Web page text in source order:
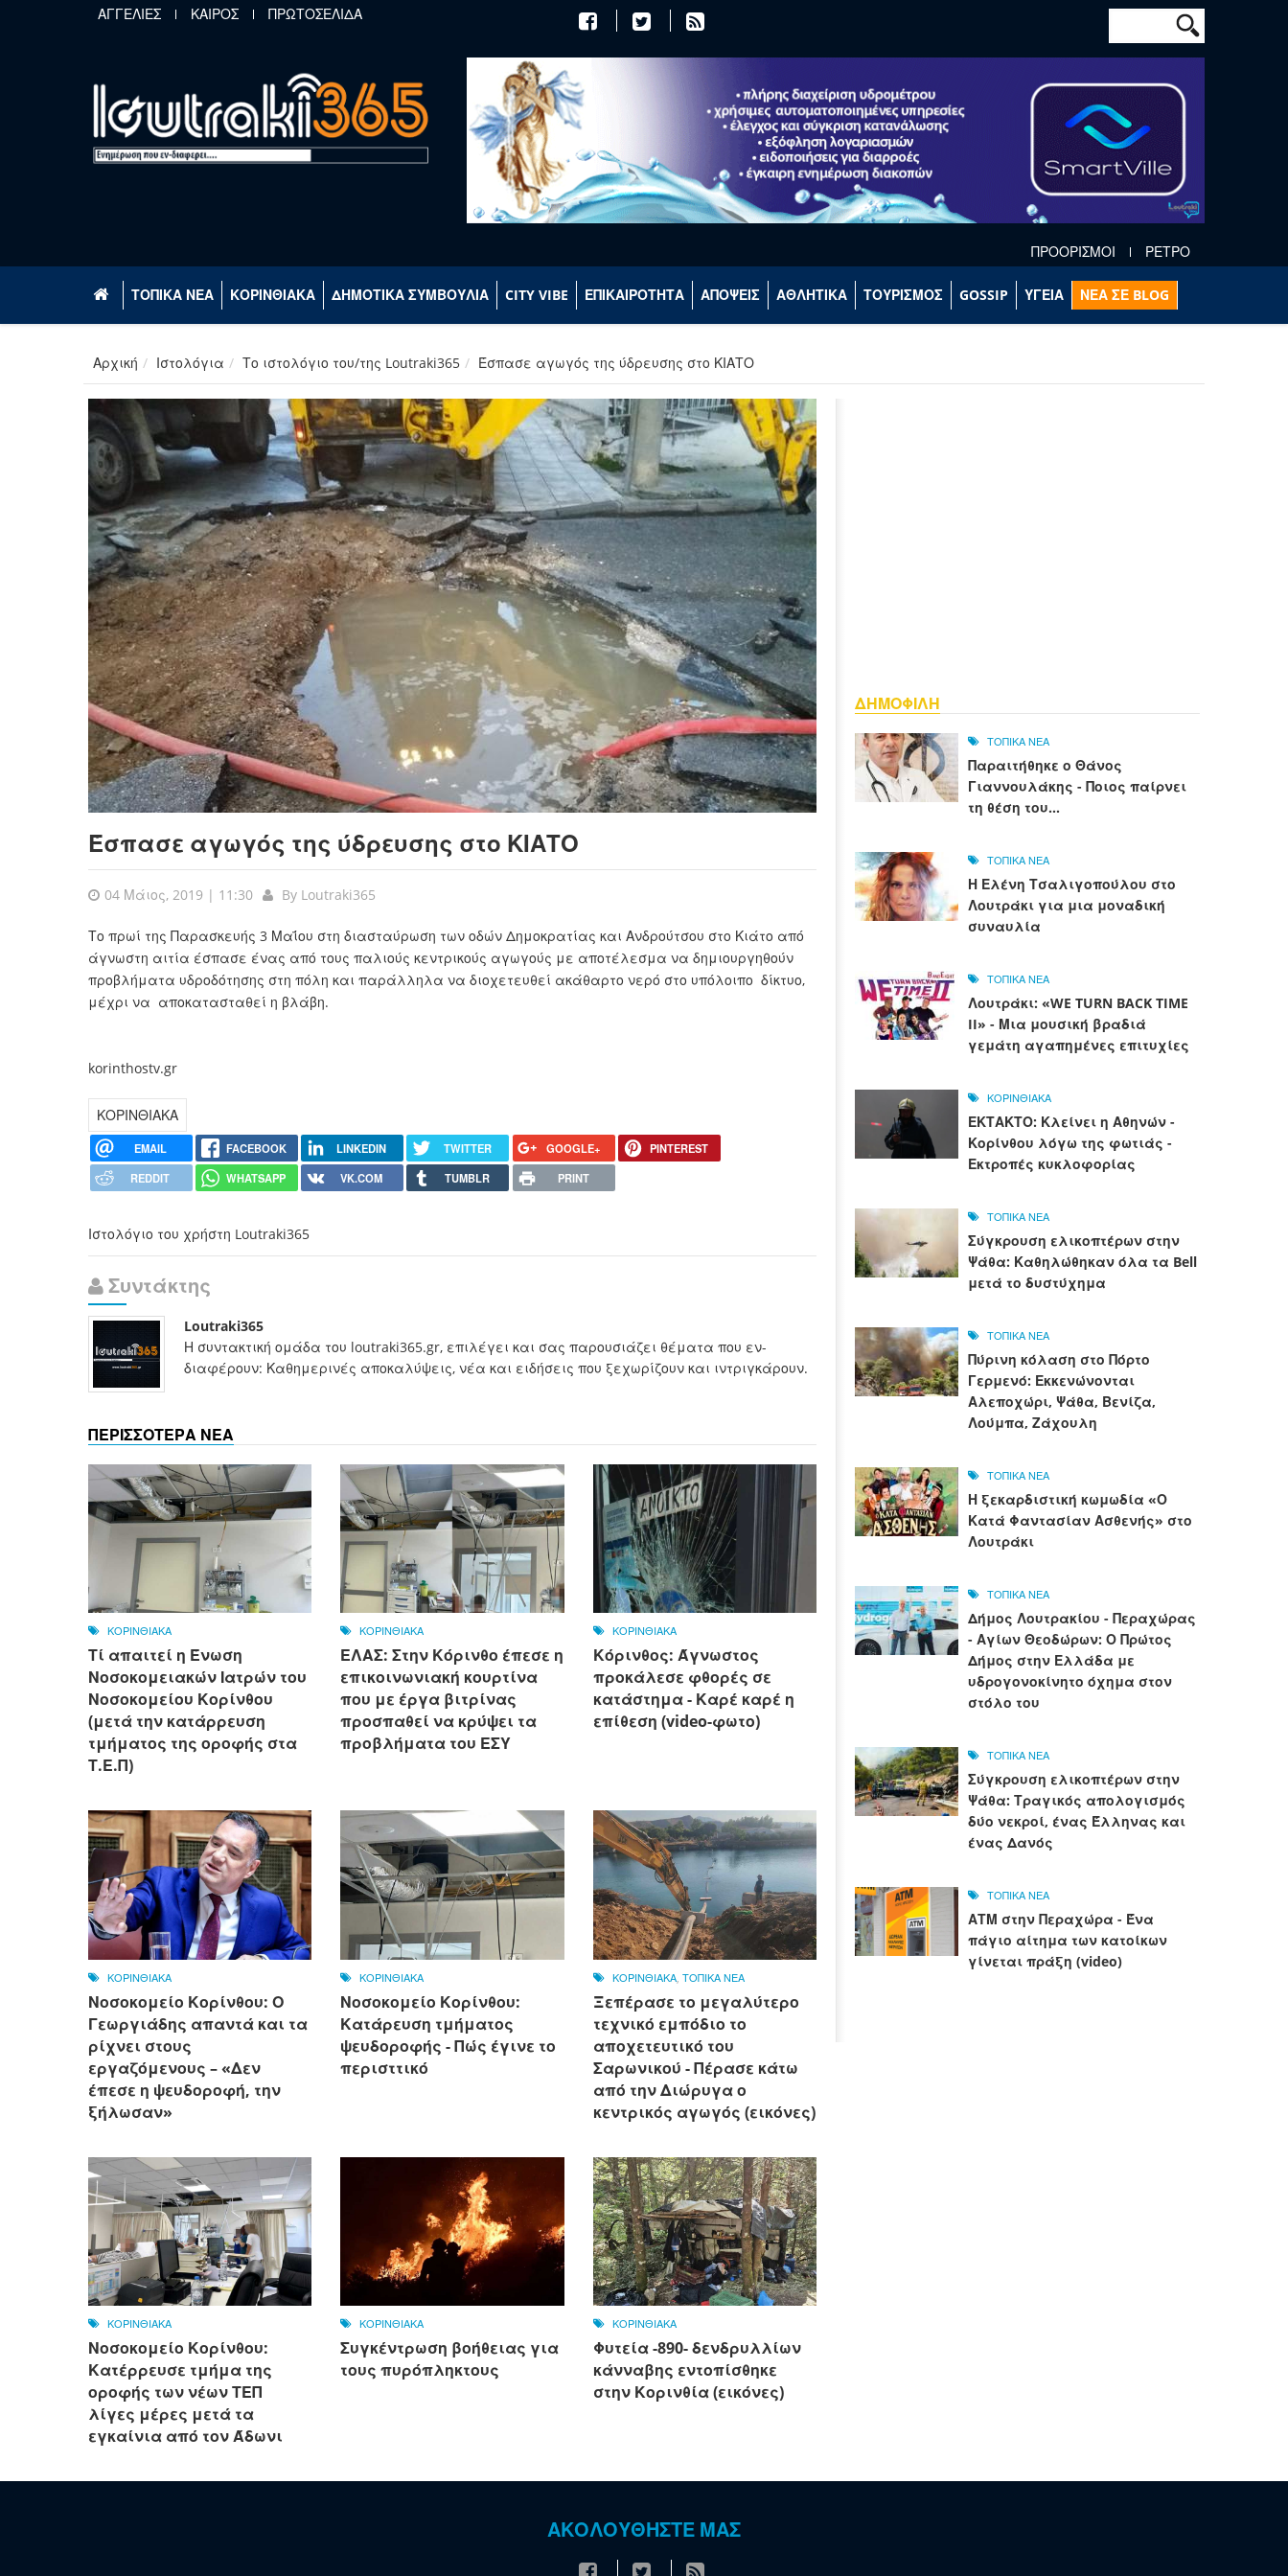
Παράκαμψη προς το κυρίως περιεχόμενο
ΑΓΓΕΛΙΕΣ ΚΑΙΡΟΣ ΠΡΩΤΟΣΕΛΙΔΑ Φόρμα
Αναζήτηση
ΠΡΟΟΡΙΣΜΟΙ ΡΕΤΡΟ
ΤΟΠΙΚΑ ΝΕΑ ΚΟΡΙΝΘΙΑΚΑ ΔΗΜΟΤΙΚΑ ΣΥΜΒΟΥΛΙΑ CITY VIBE ΕΠΙΚΑΙΡΟΤΗΤΑ ΑΠΟΨΕΙΣ ΑΘΛΗΤΙΚΑ ΤΟΥΡΙΣΜΟΣ GOSSIP ΥΓΕΙΑ ΝΕΑ ΣΕ BLOG
Αρχική Ιστολόγια Το ιστολόγιο του/της Loutraki365 Έσπασε αγωγός της ύδρευσης στο ΚΙΑΤΟ
Έσπασε αγωγός της ύδρευσης στο ΚΙΑΤΟ
04 Μάιος, 2019 | 11:30 By Loutraki365
Το πρωί της Παρασκευής 3 Μαΐου στη διασταύρωση των οδών Δημοκρατίας και Ανδρούτσου στο Κιάτο από
άγνωστη αιτία έσπασε ένας από τους παλιούς κεντρικούς αγωγούς με αποτέλεσμα να δημιουργηθούν
προβλήματα υδροδότησης στη πόλη και παράλληλα να διοχετευθεί ακάθαρτο νερό στο υπόλοιπο δίκτυο,
μέχρι να αποκατασταθεί η βλάβη.
korinthostv.gr
ΚΟΡΙΝΘΙΑΚΑ
EMAIL FACEBOOK LINKEDIN TWITTER GOOGLE+
PINTEREST
REDDIT
WHATSAPP VK.COM TUMBLR PRINT
Ιστολόγιο του χρήστη Loutraki365
Συντάκτης
Loutraki365
Η συντακτική ομάδα του loutraki365.gr, επιλέγει και σας παρουσιάζει θέματα που εν-
διαφέρουν: Καθημερινές αποκαλύψεις, νέα και ειδήσεις που ξεχωρίζουν και ιντριγκάρουν.
ΠΕΡΙΣΣΟΤΕΡΑ ΝΕΑ
ΚΟΡΙΝΘΙΑΚΑ
Τί απαιτεί η Ένωση
Νοσοκομειακών Ιατρών του
Νοσοκομείου Κορίνθου
(μετά την κατάρρευση
τμήματος της οροφής στα
Τ.Ε.Π)
ΚΟΡΙΝΘΙΑΚΑ
ΕΛΑΣ: Στην Κόρινθο έπεσε η
επικοινωνιακή κουρτίνα
που με έργα βιτρίνας
προσπαθεί να κρύψει τα
προβλήματα του ΕΣΥ
ΚΟΡΙΝΘΙΑΚΑ
Κόρινθος: Άγνωστος
προκάλεσε φθορές σε
κατάστημα - Καρέ καρέ η
επίθεση (video-φωτο)
ΚΟΡΙΝΘΙΑΚΑ
Νοσοκομείο Κορίνθου: Ο
Γεωργιάδης απαντά και τα
ρίχνει στους
εργαζόμενους – «Δεν
έπεσε η ψευδοροφή, την
ξήλωσαν»
ΚΟΡΙΝΘΙΑΚΑ
Νοσοκομείο Κορίνθου:
Κατάρευση τμήματος
ψευδοροφής - Πώς έγινε το
περισττικό
ΚΟΡΙΝΘΙΑΚΑ, ΤΟΠΙΚΑ ΝΕΑ
Ξεπέρασε το μεγαλύτερο
τεχνικό εμπόδιο το
αποχετευτικό του
Σαρωνικού - Πέρασε κάτω
από την Διώρυγα ο
κεντρικός αγωγός (εικόνες)
ΚΟΡΙΝΘΙΑΚΑ
Νοσοκομείο Κορίνθου:
Κατέρρευσε τμήμα της
οροφής των νέων ΤΕΠ
λίγες μέρες μετά τα
εγκαίνια από τον Άδωνι
ΚΟΡΙΝΘΙΑΚΑ
Συγκέντρωση βοήθειας για
τους πυρόπληκτους
ΚΟΡΙΝΘΙΑΚΑ
Φυτεία -890- δενδρυλλίων
κάνναβης εντοπίσθηκε
στην Κορινθία (εικόνες)
ΔΗΜΟΦΙΛΗ
ΤΟΠΙΚΑ ΝΕΑ
Παραιτήθηκε ο Θάνος
Γιαννουλάκης - Ποιος παίρνει
τη θέση του...
ΤΟΠΙΚΑ ΝΕΑ
Η Ελένη Τσαλιγοπούλου στο
Λουτράκι για μια μοναδική
συναυλία
ΤΟΠΙΚΑ ΝΕΑ
Λουτράκι: «WE TURN BACK TIME
II» - Μια μουσική βραδιά
γεμάτη αγαπημένες επιτυχίες
ΚΟΡΙΝΘΙΑΚΑ
ΕΚΤΑΚΤΟ: Κλείνει η Αθηνών -
Κορίνθου λόγω της φωτιάς -
Εκτροπές κυκλοφορίας
ΤΟΠΙΚΑ ΝΕΑ
Σύγκρουση ελικοπτέρων στην
Ψάθα: Καθηλώθηκαν όλα τα Bell
μετά το δυστύχημα
ΤΟΠΙΚΑ ΝΕΑ
Πύρινη κόλαση στο Πόρτο
Γερμενό: Εκκενώνονται
Αλεποχώρι, Ψάθα, Βενίζα,
Λούμπα, Ζάχουλη
ΤΟΠΙΚΑ ΝΕΑ
Η ξεκαρδιστική κωμωδία «Ο
Κατά Φαντασίαν Ασθενής» στο
Λουτράκι
ΤΟΠΙΚΑ ΝΕΑ
Δήμος Λουτρακίου - Περαχώρας
- Αγίων Θεοδώρων: Ο Πρώτος
Δήμος στην Ελλάδα με
υδρογονοκίνητο όχημα στον
στόλο του
ΤΟΠΙΚΑ ΝΕΑ
Σύγκρουση ελικοπτέρων στην
Ψάθα: Τραγικός απολογισμός
δύο νεκροί, ένας Έλληνας και
ένας Δανός
ΤΟΠΙΚΑ ΝΕΑ
ΑΤΜ στην Περαχώρα - Ένα
πάγιο αίτημα των κατοίκων
γίνεται πράξη (video)
ΑΚΟΛΟΥΘΗΣΤΕ ΜΑΣ